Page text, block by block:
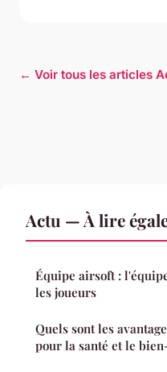
← Voir tous les articles
Actu — À lire
Équipe airsoft :
les joueurs
Quels sont les
pour la santé et le